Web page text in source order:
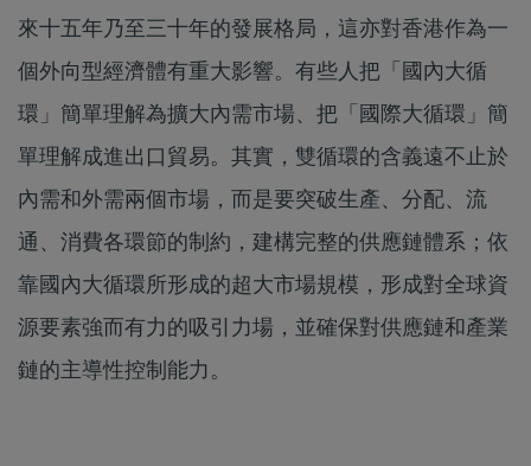
來十五年乃至三十年的發展格局，這亦對香港作為一
個外向型經濟體有重大影響。有些人把「國內大循
環」簡單理解為擴大內需市場、把「國際大循環」簡
單理解成進出口貿易。其實，雙循環的含義遠不止於
內需和外需兩個市場，而是要突破生產、分配、流
通、消費各環節的制約，建構完整的供應鏈體系；依
靠國內大循環所形成的超大市場規模，形成對全球資
源要素強而有力的吸引力場，並確保對供應鏈和產業
鏈的主導性控制能力。